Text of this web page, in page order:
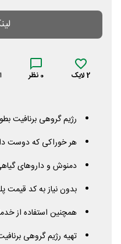
2لایک 0 نظر
رژیم گروهی برنافیت بطور موقت
هر خوراکی که دوست
دمنوش و داروهای
بدون نیاز به کد قیمت پلن 90 روزه 50 درصد
همچنین استفاده از
تهیه رژیم گروهی